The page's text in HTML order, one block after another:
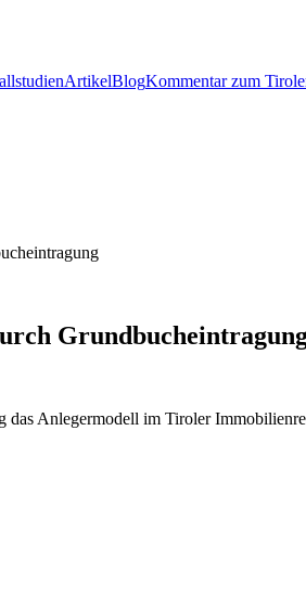
ArtikelBlogKommentar zum
Anlegermodell im Tiroler